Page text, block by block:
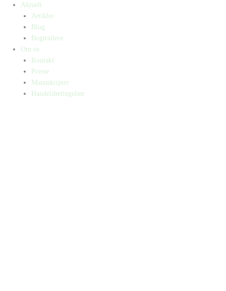
Aktuelt
Artikler
Blog
Bogtrailere
Om os
Kontakt
Presse
Manuskripter
Handelsbetingelser